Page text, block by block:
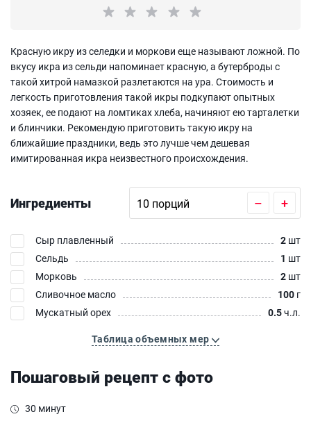
Красную икру из селедки и моркови еще называют ложной. По
вкусу икра из сельди напоминает красную, а бутерброды с
такой хитрой намазкой разлетаются на ура. Стоимость и
легкость приготовления такой икры подкупают опытных
хозяек, ее подают на ломтиках хлеба, начиняют ею тарталетки
и блинчики. Рекомендую приготовить такую икру на
ближайшие праздники, ведь это лучше чем дешевая
имитированная икра неизвестного происхождения.
Ингредиенты – +
Сыр плавленный 2 шт
Сельдь
1 шт
Морковь
2 шт
Сливочное масло
100 г
Мускатный орех
0.5ч.л.
Таблица объемных мер
Пошаговый рецепт с фото
30 минут